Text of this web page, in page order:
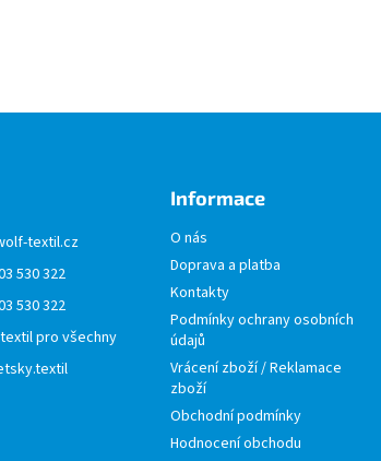
textil.cz
530 322
530 322
pro všechny
Informace
O nás
Doprava a platba
Kontakty
Podmínky ochrany osobních
údajů
Vrácení zboží / Reklamace
zboží
Obchodní podmínky
Hodnocení obchodu